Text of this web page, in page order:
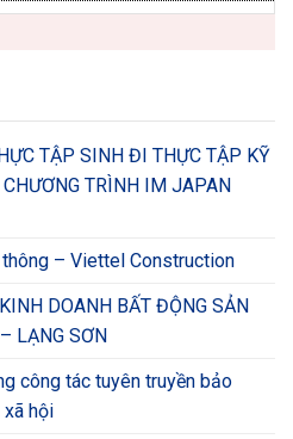
TẬP SINH ĐI THỰC TẬP KỸ
TRÌNH IM JAPAN
– Viettel Construction
DOANH BẤT ĐỘNG SẢN
LẠNG SƠN
công tác tuyên truyền bảo
xã hội